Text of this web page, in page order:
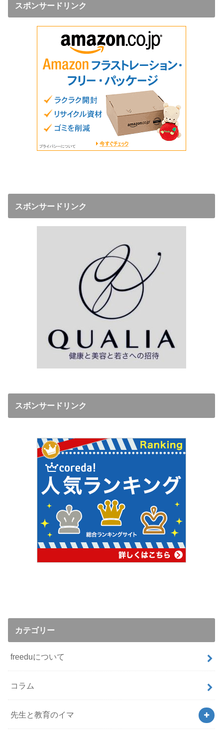
スポンサードリンク
スボンサードリンク
スボンサードリンク
カテゴリー
freeduについて
コラム
先生と教育のイマ